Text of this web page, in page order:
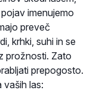
imenujemo
preveč
krhki, suhi in se
prožnosti. Zato
prepogosto.
las: